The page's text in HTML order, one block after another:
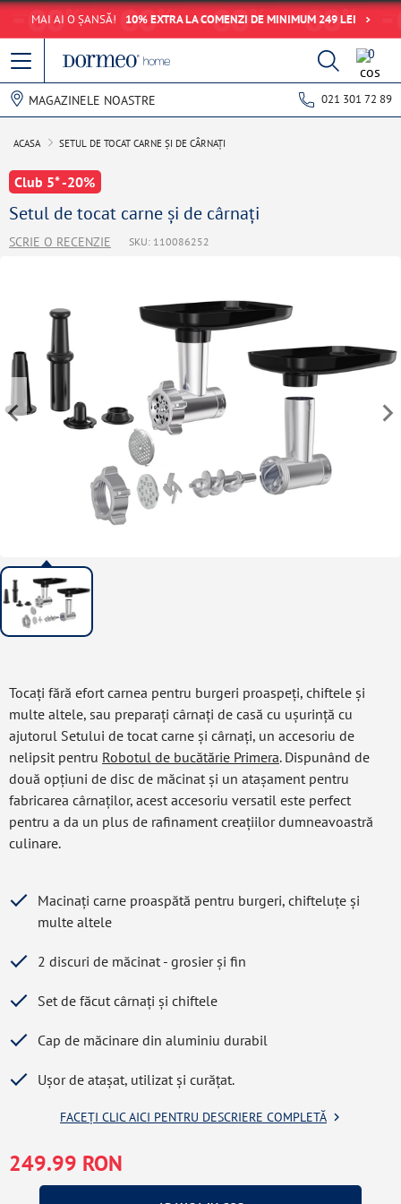
MAI AI O ȘANSĂ! 10% EXTRA LA COMENZI DE MINIMUM 249 LEI
0
MAGAZINELE NOASTRE 021 301 72 89
ACASA SETUL DE TOCAT CARNE ȘI DE CÂRNAȚI
Club 5* -20%
Setul de tocat carne și de cârnați
SCRIE O RECENZIE SKU: 110086252
Tocați fără efort carnea pentru burgeri proaspeți, chiftele și
multe altele, sau preparați cârnați de casă cu ușurință cu
ajutorul Setului de tocat carne și cârnați, un accesoriu de
nelipsit pentru Robotul de bucătărie Primera. Dispunând de
două opțiuni de disc de măcinat și un atașament pentru
fabricarea cârnaților, acest accesoriu versatil este perfect
pentru a da un plus de rafinament creațiilor dumneavoastră
culinare.
Macinați carne proaspătă pentru burgeri, chifteluțe și
multe altele
2 discuri de măcinat - grosier și fin
Set de făcut cârnați și chiftele
Cap de măcinare din aluminiu durabil
Ușor de atașat, utilizat și curățat.
FACEȚI CLIC AICI PENTRU DESCRIERE COMPLETĂ
249.99 RON
Eroare de preluare a datelor